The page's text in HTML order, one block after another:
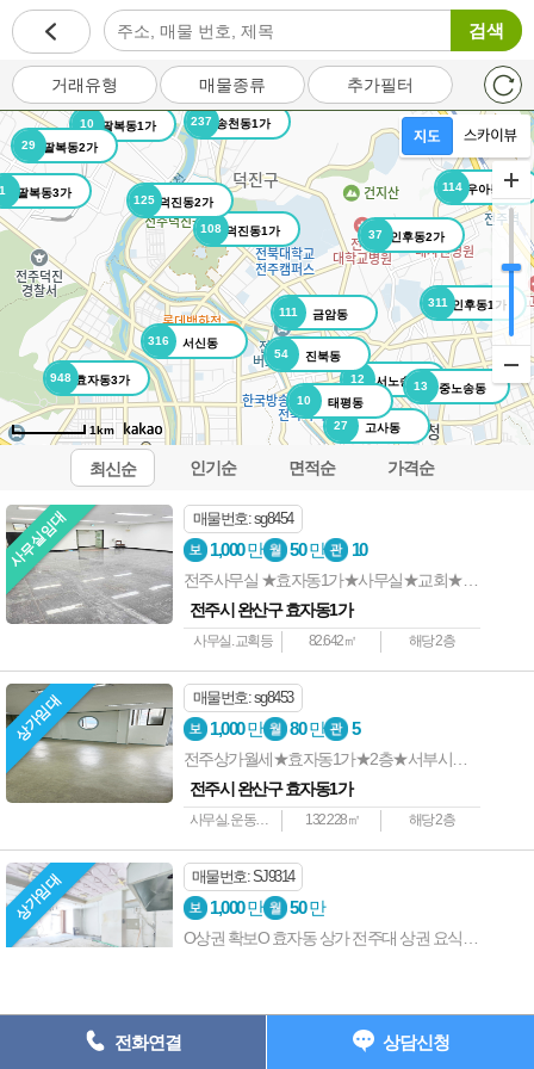
검색
거래유형 매물종류 추가필터
111 금암동
108 덕진동1가
125 덕진동2가
237 송천동1가
114 우아동3가
311 인후동1가
37 인후동2가
27 고사동
12 서노송동
316
서신동
54
진북동
10
팔복동1가
29
팔복동2가
1 팔복동3가
13
중노송동
10
태평동
948 효자동3가
1km
최신순 인기순 면적순 가격순
사무실임대 매물번호: sg8454
1,000만 50만 10
전주사무실 ★효자동1가★사무실★교회★학원등
전주시 완산구 효자동1가
사무실. 교획등 82.642㎡ 해당 2층
상가임대 매물번호: sg8453
1,000만 80만 5
전주시 완산구 효자동1가
사무실. 운동시설.등 132.228㎡ 해당 2층
상가임대 매물번호: SJ9314
1,000만 50만
이용약관 개인정보처리방침 이메일무단수집거부
상호명 : 전주사랑방부동산 ┃ 대표자 : 전준길 ┃ 사업자등록번호 : 538-
05-01907 ┃
주소: 전주시 완산구 중화산동2가 735-7 202호 ┃ 등록번호 : 45111-
2023-00001
전화 : 063-227-1117 ┃ 팩스 : 063-224-1118 e-
mail : junkil3216@naver.com
Copyright ⓒ 전주상가사랑 All Rights Reserved.
063) 227-1117
전화연결 상담신청